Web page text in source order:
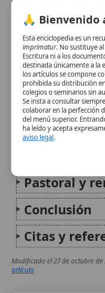
sacramentales
Relación con
personas
Pastoral y
Conclusión
Citas y
artículo
Comulgar mientras se está
mortal constituye una
eucarística de la Iglesia
Cuerpo y la Sangre de
reconciliados con Dios
Doctrina del pecado original
Se insta a consultar siempre
colaborar en la perfección de
del menú superior. Entrando
ha leído y acepta
aviso legal.